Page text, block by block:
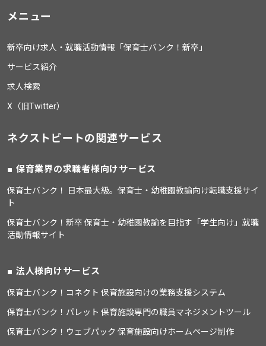
メニュー
新卒向け求人・就職活動情報「保育士バンク！新卒」
サービス紹介
求人検索
X（旧Twitter）
ネクストビートの関連サービス
保育業界の求職者様向けサービス
保育士バンク！ 日本最大級。保育士・幼稚園教諭向け転職支援サイ
ト
保育士バンク！新卒 保育士・幼稚園教諭を目指す「学生向け」就職
活動情報サイト
法人様向けサービス
保育士バンク！コネクト 保育施設向けの業務支援システム
保育士バンク！パレット 保育施設専門の職員マネジメントツール
保育士バンク！ウェブパック 保育施設向けホームページ制作